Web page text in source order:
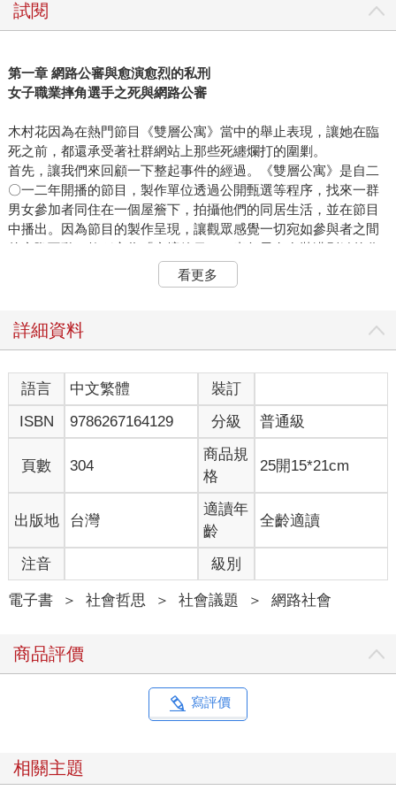
試閱
第一章 網路公審與愈演愈烈的私刑
女子職業摔角選手之死與網路公審
木村花因為在熱門節目《雙層公寓》當中的舉止表現，讓她在臨
死之前，都還承受著社群網站上那些死纏爛打的圍剿。
首先，讓我們來回顧一下整起事件的經過。《雙層公寓》是自二
〇一二年開播的節目，製作單位透過公開甄選等程序，找來一群
男女參加者同住在一個屋簷下，拍攝他們的同居生活，並在節目
中播出。因為節目的製作呈現，讓觀眾感覺一切宛如參與者之間
的實際互動，故稱之為「實境節目」。青年男女在裝潢別緻的分
租公寓裡，過著時尚有型的生活，再加入年輕人才有的夢想與戀
愛元素。每一季都會更換不同的參加者，還運用了許多創意巧
來還出版了相關書籍，也翻拍成電影。
到全球熱切關注的TOKYO，展開一段沒有劇本的全新青春時光。
〉
截至二〇二〇年八月，在富士電視臺的官方網站上，還留有這篇
對該季節目內容的介紹。節目中的某個場景，成了引爆網友群起
抹黑、中傷木村花的導火線——那就是二〇二〇年三月底，於線
上影音平臺「網飛」（Netflix）上架的第三十八集當中，所發生
某位參與本季節目的男性成員，不慎將木村花在比賽時穿的擂臺
裝丟進了共用的洗衣、烘衣機。木村花口中「和我這條命差不多
重要」的服裝因而縮水，變成無法穿著的狀態。接著，節目便進
入了最具爭議的一幕。
鏡頭來到飯廳，雙層公寓的室友們表情凝重地圍坐在桌邊。男室
嗎！」等等，還出手拍掉男室友的帽子，說：「戴那什麼自以為
是的帽子！」
這個場景一上架播出，旋即引爆社群網站上的「隆隆砲火」。木
村花的推特帳號湧入網友的中傷回覆。為了讓各位瞭解當時的實
「快給我從teraha消失～」
看更多
詳細資料
語言 中文繁體
裝訂
ISBN
9786267164129 分級 普通級
頁數 304
商品規
格
25開15*21cm
出版地 台灣
適讀年
齡
全齡適讀
注音 級別
電子書 ＞ 社會哲思 ＞ 社會議題 ＞ 網路社會
商品評價
寫評價
相關主題